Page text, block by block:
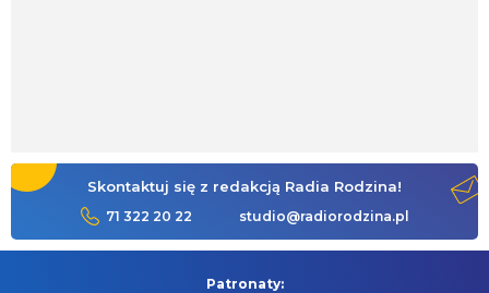
Skontaktuj się z redakcją Radia Rodzina!
71 322 20 22 studio@radiorodzina.pl
Patronaty: